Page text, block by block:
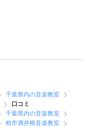
千葉県内の音楽教室
口コミ
千葉県内の音楽教室
柏市酒井根音楽教室